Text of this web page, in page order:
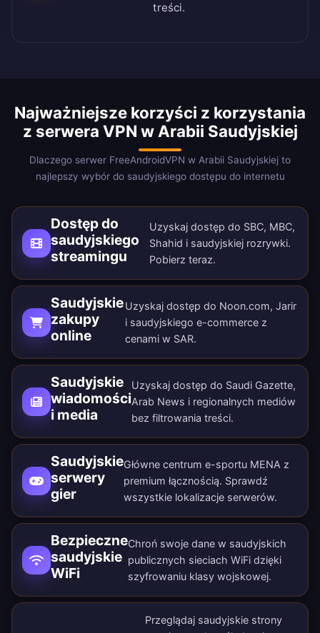
treści.
Najważniejsze korzyści z korzystania
z serwera VPN w Arabii Saudyjskiej
Dlaczego serwer FreeAndroidVPN w Arabii Saudyjskiej to
najlepszy wybór do saudyjskiego dostępu do internetu
Dostęp do
saudyjskiego
streamingu
Uzyskaj dostęp do SBC, MBC,
Shahid i saudyjskiej rozrywki.
Pobierz teraz.
Saudyjskie
zakupy
online
Uzyskaj dostęp do Noon.com, Jarir
i saudyjskiego e-commerce z
cenami w SAR.
Saudyjskie
wiadomości
i media
Uzyskaj dostęp do Saudi Gazette,
Arab News i regionalnych mediów
bez filtrowania treści.
Saudyjskie
serwery
gier
Główne centrum e-sportu MENA z
premium łącznością. Sprawdź
wszystkie lokalizacje serwerów.
Bezpieczne
saudyjskie
WiFi
Chroń swoje dane w saudyjskich
publicznych sieciach WiFi dzięki
szyfrowaniu klasy wojskowej.
Przeglądaj saudyjskie strony